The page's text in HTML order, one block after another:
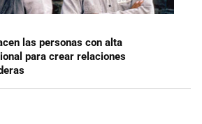
las personas con alta
para crear relaciones